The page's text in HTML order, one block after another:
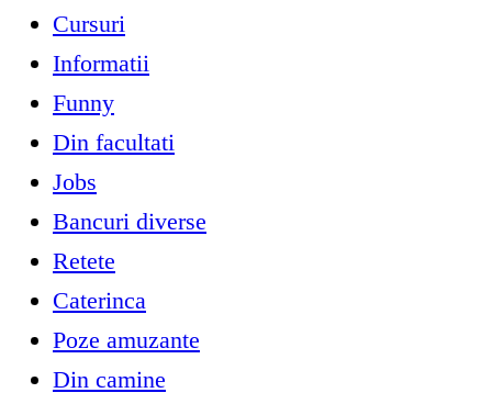
Cursuri
Informatii
Funny
Din facultati
Jobs
Bancuri diverse
Retete
Caterinca
Poze amuzante
Din camine